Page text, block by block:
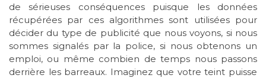
de sérieuses conséquences puisque les données
récupérées par ces algorithmes sont utilisées pour
décider du type de publicité que nous voyons, si nous
sommes signalés par la police, si nous obtenons un
emploi, ou même combien de temps nous passons
derrière les barreaux. Imaginez que votre teint puisse